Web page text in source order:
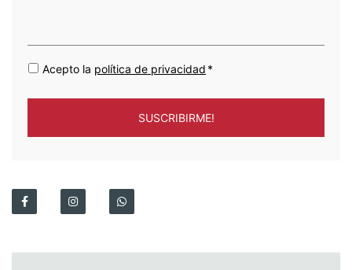
Acepto la política de privacidad *